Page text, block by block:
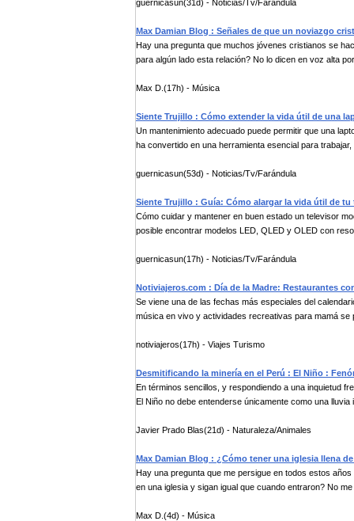
guernicasun(31d) - Noticias/Tv/Farándula
Max Damian Blog : Señales de que un noviazgo
Hay una pregunta que muchos jóvenes cristianos se
para algún lado esta relación? No lo dicen en voz alta
Max D.(17h) - Música
Siente Trujillo : Cómo extender la vida útil de una
Un mantenimiento adecuado puede permitir que una
ha convertido en una herramienta esencial para trabajar,
guernicasun(53d) - Noticias/Tv/Farándula
Siente Trujillo : Guía: Cómo alargar la vida útil de tu
Cómo cuidar y mantener en buen estado un televisor
posible encontrar modelos LED, QLED y OLED con
guernicasun(17h) - Noticias/Tv/Farándula
Notiviajeros.com : Día de la Madre: Restaurantes
Se viene una de las fechas más especiales del
música en vivo y actividades recreativas para mamá se
notiviajeros(17h) - Viajes Turismo
Desmitificando la minería en el Perú : El Niño :
En términos sencillos, y respondiendo a una inquietud
El Niño no debe entenderse únicamente como una lluvia
Javier Prado Blas(21d) - Naturaleza/Animales
Max Damian Blog : ¿Cómo tener una iglesia llena
Hay una pregunta que me persigue en todos estos
en una iglesia y sigan igual que cuando entraron? No
Max D.(4d) - Música